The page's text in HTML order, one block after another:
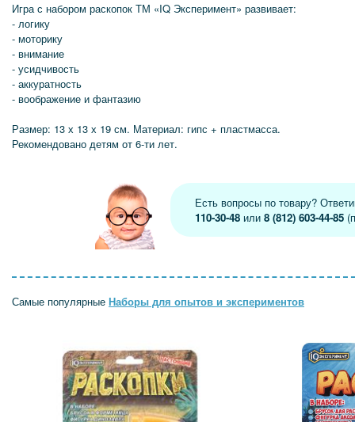
Игра с набором раскопок ТМ «IQ Эксперимент» развивает:
- логику
- моторику
- внимание
- усидчивость
- аккуратность
- воображение и фантазию
Размер: 13 х 13 х 19 см. Материал: гипс + пластмасса.
Рекомендовано детям от 6-ти лет.
Есть вопросы по товару?
110-30-48 или8 (812) 603-44-85
Самые популярные Наборы для опытов и экспериментов